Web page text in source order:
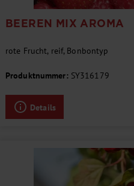
BEEREN MIX AROMA
rote Frucht, reif, Bonbontyp
Produktnummer: SY316179
Details